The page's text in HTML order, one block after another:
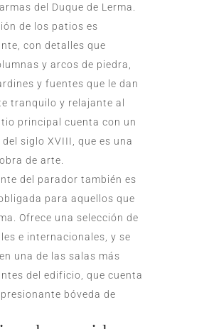
del Duque de Lerma.
de los patios es
con detalles que
y arcos de piedra,
y fuentes que le dan
tranquilo y relajante al
principal cuenta con un
siglo XVIII, que es una
de arte.
del parador también es
para aquellos que
Ofrece una selección de
e internacionales, y se
una de las salas más
del edificio, que cuenta
bóveda de